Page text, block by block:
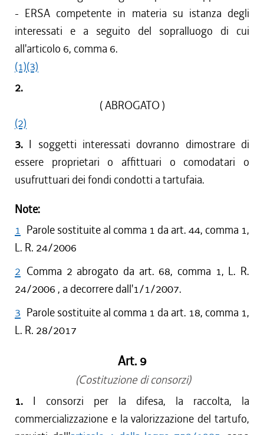
- ERSA competente in materia su istanza degli
interessati e a seguito del sopralluogo di cui
all'articolo 6, comma 6.
(1)(3)
2.
( ABROGATO )
(2)
3. I soggetti interessati dovranno dimostrare di
essere proprietari o affittuari o comodatari o
usufruttuari dei fondi condotti a tartufaia.
Note:
1 Parole sostituite al comma 1 da art. 44, comma 1,
L. R. 24/2006
2 Comma 2 abrogato da art. 68, comma 1, L. R.
24/2006 , a decorrere dall'1/1/2007.
3 Parole sostituite al comma 1 da art. 18, comma 1,
L. R. 28/2017
Art. 9
(Costituzione di consorzi)
1. I consorzi per la difesa, la raccolta, la
commercializzazione e la valorizzazione del tartufo,